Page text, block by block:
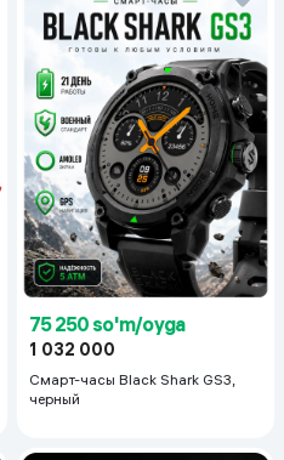
75 250 so'm/oyga
1 032 000
Смарт-часы Black Shark GS3,
черный